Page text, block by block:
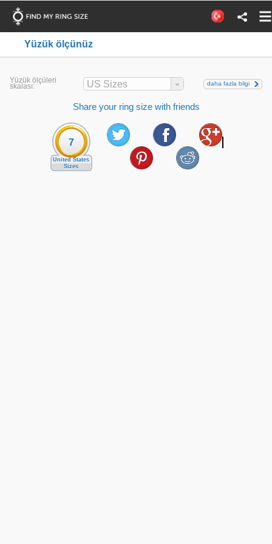
Yüzük ölçünüz
Yüzük ölçüleri
skalası: US Sizes daha fazla bilgi
Share your ring size with friends
7
United States
Sizes